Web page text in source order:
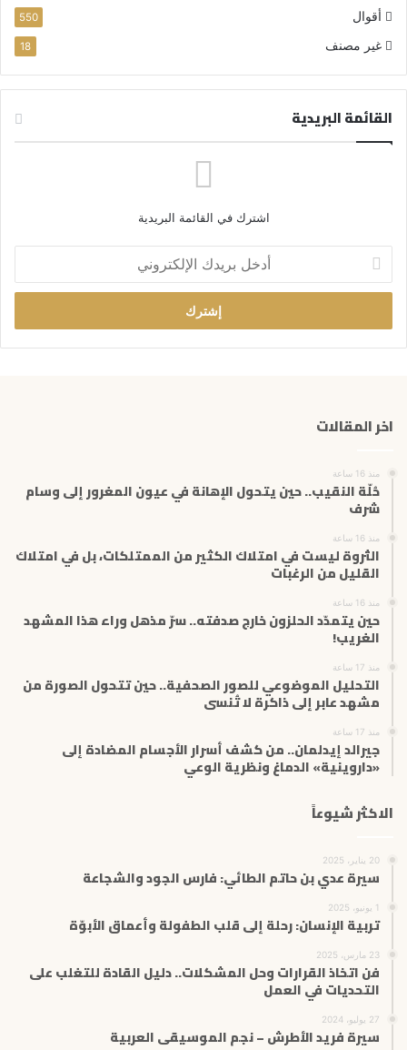
أقوال 550
غير مصنف 18
القائمة البريدية
اشترك في القائمة البريدية
خ
ب
ر
ر
ي
اخر المقالات
منذ 16 ساعة
حُلّة النقيب.. حين يتحول الإهانة في عيون المغرور إلى وسام
شرف
منذ 16 ساعة
الثروة ليست في امتلاك الكثير من الممتلكات، بل في امتلاك
القليل من الرغبات
منذ 16 ساعة
حين يتمدّد الحلزون خارج صدفته.. سرّ مذهل وراء هذا المشهد
الغريب!
منذ 17 ساعة
التحليل الموضوعي للصور الصحفية.. حين تتحول الصورة من
مشهد عابر إلى ذاكرة لا تُنسى
منذ 17 ساعة
جيرالد إيدلمان.. من كشف أسرار الأجسام المضادة إلى
«داروينية» الدماغ ونظرية الوعي
الاكثر شيوعاً
20 يناير، 2025
سيرة عدي بن حاتم الطائي: فارس الجود والشجاعة
1 يونيو، 2025
تربية الإنسان: رحلة إلى قلب الطفولة وأعماق الأبوّة
23 مارس، 2025
فن اتخاذ القرارات وحل المشكلات.. دليل القادة للتغلب على
التحديات في العمل
27 يوليو، 2024
سيرة فريد الأطرش – نجم الموسيقى العربية